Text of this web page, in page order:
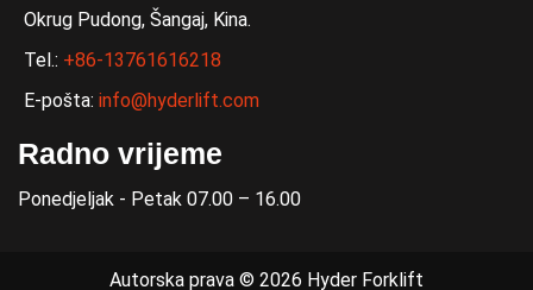
Okrug Pudong, Šangaj, Kina.
Tel.: +86-13761616218
E-pošta: info@hyderlift.com
Radno vrijeme
Ponedjeljak - Petak 07.00 – 16.00
Autorska prava © 2026 Hyder Forklift